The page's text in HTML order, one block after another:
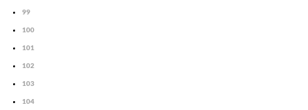
99
100
101
102
103
104